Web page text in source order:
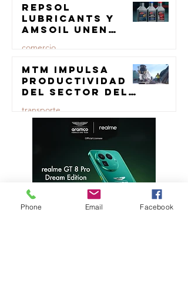
23 jul
Repsol
Lubricants y
AMSOIL unen
lubricación
comercio
23 jul
MTM impulsa
productividad
del sector del
manufactura
certificada
transporte
Phone Email Facebook